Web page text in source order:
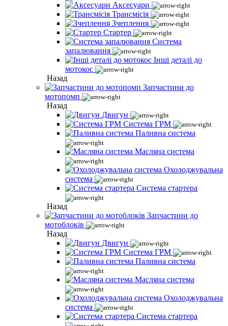
Аксесуари
Трансмісія
Зчеплення
Стартер
Система
запалювання
Інші деталі до
мотокос
Назад
Запчастини до
мотопомп
Назад
Двигун
Система ГРМ
Паливна система
Масляна система
Охолоджувальна
система
Система стартера
Назад
Запчастини до
мотоблоків
Назад
Двигун
Система ГРМ
Паливна система
Масляна система
Охолоджувальна
система
Система стартера